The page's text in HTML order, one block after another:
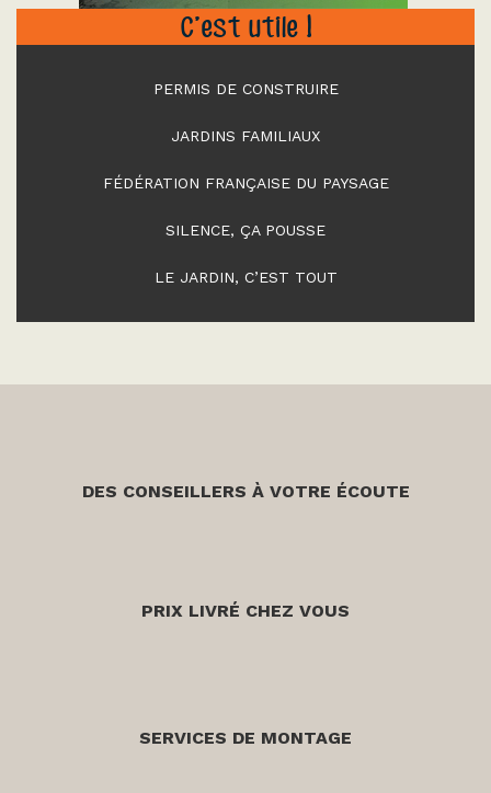
C’est utile !
PERMIS DE CONSTRUIRE
JARDINS FAMILIAUX
FÉDÉRATION FRANÇAISE DU PAYSAGE
SILENCE, ÇA POUSSE
LE JARDIN, C’EST TOUT
DES CONSEILLERS À VOTRE ÉCOUTE
PRIX LIVRÉ CHEZ VOUS
SERVICES DE MONTAGE